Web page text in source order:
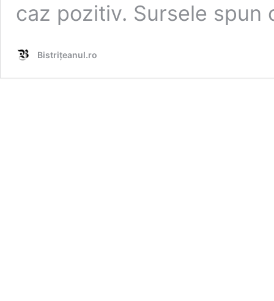
caz pozitiv. Sursele spun
Bistrițeanul.ro